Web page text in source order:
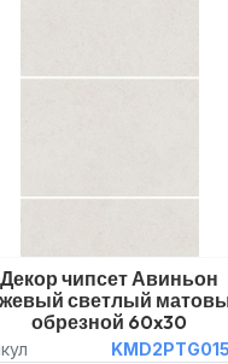
Декор чипсет Авиньон
светлый
обрезной 60x30